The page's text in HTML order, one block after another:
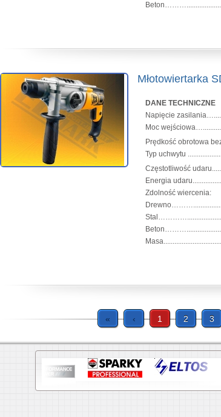
Młotowiertarka
DANE TECHNICZNE
Napięcie
Moc
Prędkość obrotowa
Typ uchwytu
Częstotliwość
Energia
Zdolność wiercenia:
« ‹ 1 2 3